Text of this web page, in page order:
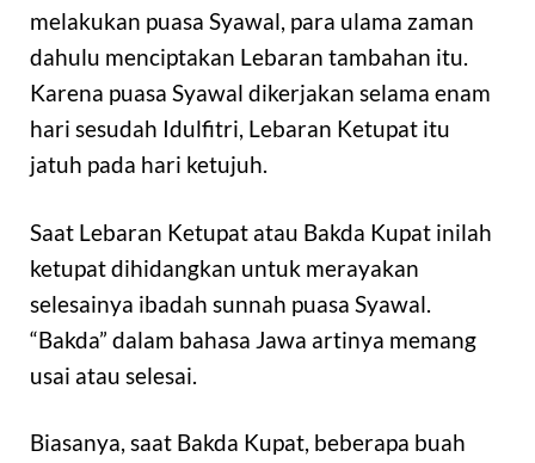
melakukan puasa Syawal, para ulama zaman
dahulu menciptakan Lebaran tambahan itu.
Karena puasa Syawal dikerjakan selama enam
hari sesudah Idulfitri, Lebaran Ketupat itu
jatuh pada hari ketujuh.
Saat Lebaran Ketupat atau Bakda Kupat inilah
ketupat dihidangkan untuk merayakan
selesainya ibadah sunnah puasa Syawal.
“Bakda” dalam bahasa Jawa artinya memang
usai atau selesai.
Biasanya, saat Bakda Kupat, beberapa buah